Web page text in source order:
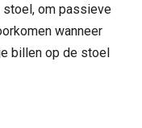
stoel, om passieve
wanneer
billen op de stoel